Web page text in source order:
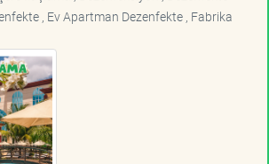
, Ev Apartman Dezenfekte , Fabrika